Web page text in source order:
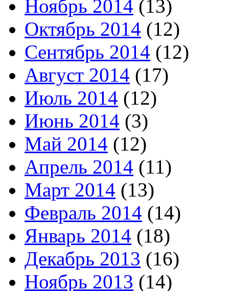
Ноябрь 2014 (13)
Октябрь 2014 (12)
Сентябрь 2014 (12)
Август 2014 (17)
Июль 2014 (12)
Июнь 2014 (3)
Май 2014 (12)
Апрель 2014 (11)
Март 2014 (13)
Февраль 2014 (14)
Январь 2014 (18)
Декабрь 2013 (16)
Ноябрь 2013 (14)